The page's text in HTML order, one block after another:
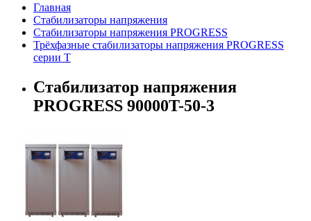
Главная
Стабилизаторы напряжения
Стабилизаторы напряжения PROGRESS
Трёхфазные стабилизаторы напряжения PROGRESS
серии T
Стабилизатор напряжения
PROGRESS 90000T-50-3